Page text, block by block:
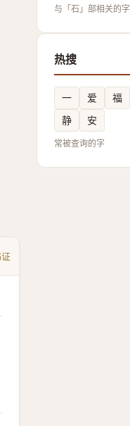
与「石」部相关的字
热搜
一 爱 福
静
安
常被查询的字